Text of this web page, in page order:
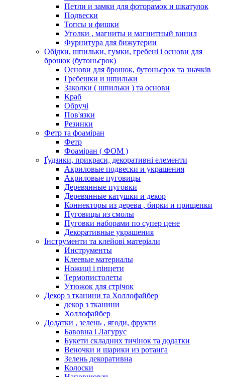
Петли и замки для фоторамок и шкатулок
Подвески
Топсы и фишки
Уголки , магниты и магнитный винил
Фурнитура для бижутерии
Обідки, шпильки, гумки, гребені і основи для
брошок (бутоньєрок)
Основи для брошок, бутоньєрок та значків
Гребешки и шпильки
Заколки ( шпильки ) та основи
Краб
Обручі
Пов'язки
Резинки
Фетр та фоаміран
Фетр
Фоаміран ( ФОМ )
Ґудзики, прикраси, декоративні елементи
Акриловые подвески и украшения
Акриловые пуговицы
Деревянные пуговки
Деревянные катушки и декор
Коннекторы из дерева , бирки и прищепки
Пуговицы из смолы
Пуговки наборами по супер цене
Декоративные украшения
Інструменти та клейові матеріали
Инструменты
Клеевые материалы
Ножиці і пінцети
Термопистолеты
Утюжок для стрічок
Декор з тканини та Холлофайбер
декор з тканини
Холлофайбер
Додатки , зелень , ягоди, фрукти
Бавовна і Лагурус
Букети складних тичінок та додатки
Веночки и шарики из ротанга
Зелень декоративна
Колоски